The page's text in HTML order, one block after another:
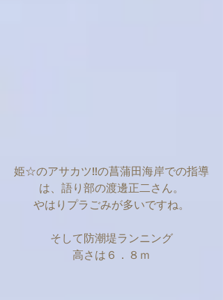
姫☆のアサカツ!!の菖蒲田海岸での指導
は、語り部の渡邊正二さん。
やはりプラごみが多いですね。
そして防潮堤ランニング
高さは６．８ｍ